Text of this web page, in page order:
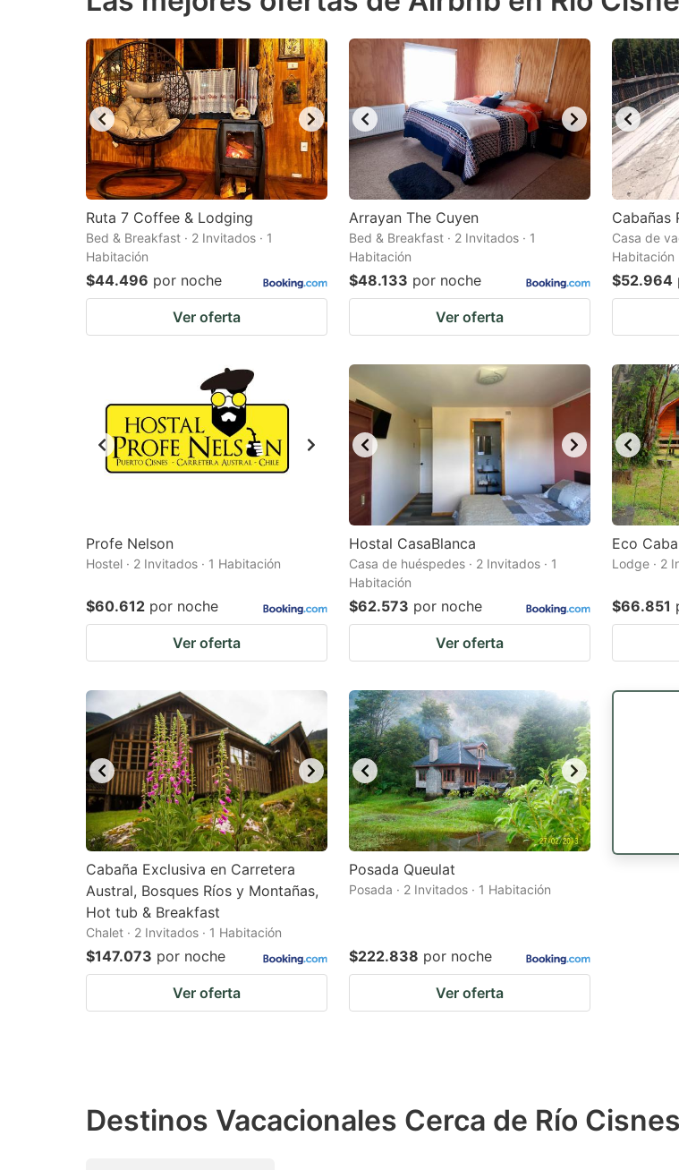
mark
key
to
get
the
keyboard
shortcuts
for
changing
dates.
mark
key
to
get
the
keyboard
shortcuts
for
changing
dates.
Ruta 7 Coffee & Lodging
Bed & Breakfast · 2 Invitados · 1
Habitación
$44.496 por noche
Ver oferta
Arrayan The Cuyen
Bed & Breakfast · 2 Invitados · 1
Habitación
$48.133 por noche
Ver oferta
Cabañas
Casa de
Habitación
$52.964
Profe Nelson
Hostel · 2 Invitados · 1 Habitación
$60.612 por noche
Ver oferta
Hostal CasaBlanca
Casa de huéspedes · 2 Invitados · 1
Habitación
$62.573 por noche
Ver oferta
Eco
Lodge · 2
$66.851
Cabaña Exclusiva en Carretera
Austral, Bosques Ríos y Montañas,
Hot tub & Breakfast
Chalet · 2 Invitados · 1 Habitación
$147.073 por noche
Ver oferta
Posada Queulat
Posada · 2 Invitados · 1 Habitación
$222.838 por noche
Ver oferta
Destinos Vacacionales Cerca de Río Cisnes